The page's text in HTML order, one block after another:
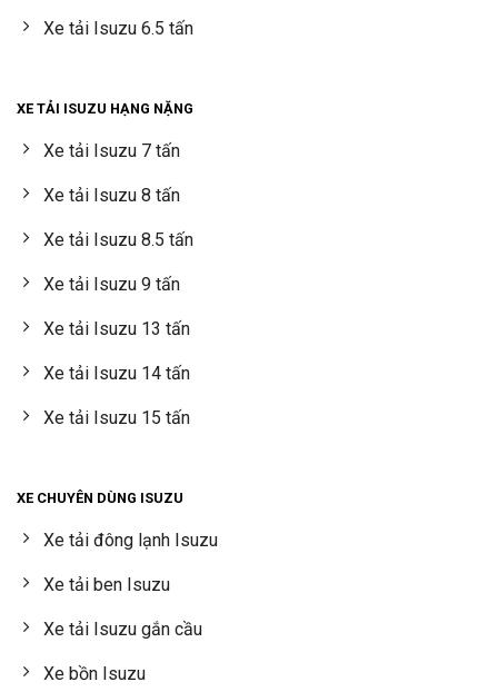
Xe tải Isuzu 6.5 tấn
XE TẢI ISUZU HẠNG NẶNG
Xe tải Isuzu 7 tấn
Xe tải Isuzu 8 tấn
Xe tải Isuzu 8.5 tấn
Xe tải Isuzu 9 tấn
Xe tải Isuzu 13 tấn
Xe tải Isuzu 14 tấn
Xe tải Isuzu 15 tấn
XE CHUYÊN DÙNG ISUZU
Xe tải đông lạnh Isuzu
Xe tải ben Isuzu
Xe tải Isuzu gắn cầu
Xe bồn Isuzu